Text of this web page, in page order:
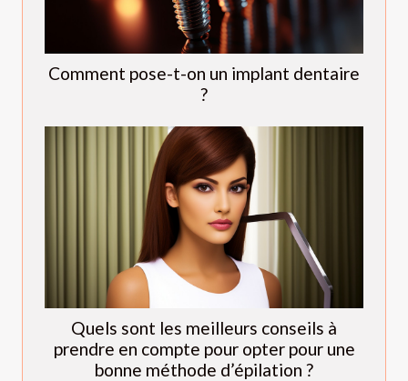
Comment pose-t-on un implant dentaire
?
Quels sont les meilleurs conseils à
prendre en compte pour opter pour une
bonne méthode d’épilation ?